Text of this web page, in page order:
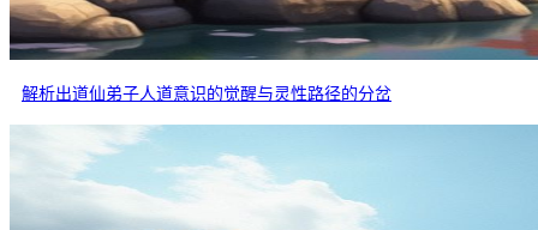
解析出道仙弟子人道意识的觉醒与灵性路径的分岔